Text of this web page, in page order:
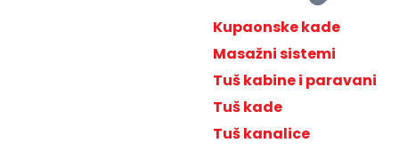
Kupaonske kade
Masažni sistemi
Tuš kabine i paravani
Tuš kade
Tuš kanalice